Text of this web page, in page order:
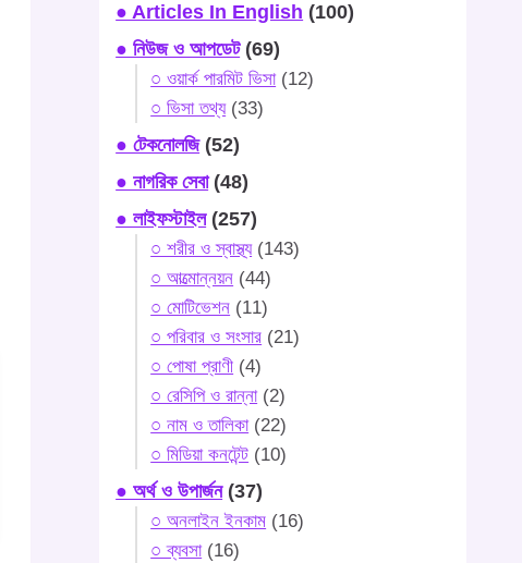
● Articles In English (100)
● নিউজ ও আপডেট(69)
○ ওয়ার্ক পারমিট ভিসা(12)
○ ভিসা তথ্য(33)
● টেকনোলজি(52)
● নাগরিক সেবা(48)
● লাইফস্টাইল(257)
○ শরীর ও স্বাস্থ্য(143)
○ আত্মোন্নয়ন (44)
○ মোটিভেশন (11)
○ পরিবার ও সংসার (21)
○ পোষা প্রাণী (4)
○ রেসিপি ও রান্না(2)
○ নাম ও তালিকা(22)
○ মিডিয়া কনটেন্ট (10)
● অর্থ ও উপার্জন(37)
○ অনলাইন ইনকাম (16)
○ ব্যবসা(16)